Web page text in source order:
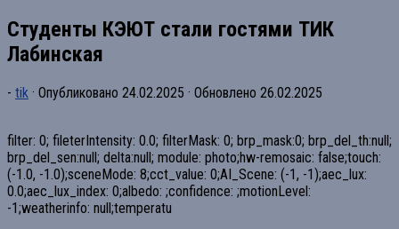
Студенты КЭЮТ стали гостями ТИК
Лабинская
- tik · Опубликовано 24.02.2025 · Обновлено 26.02.2025
filter: 0; fileterIntensity: 0.0; filterMask: 0; brp_mask:0; brp_del_th:null;
brp_del_sen:null; delta:null; module: photo;hw-remosaic: false;touch:
(-1.0, -1.0);sceneMode: 8;cct_value: 0;AI_Scene: (-1, -1);aec_lux:
0.0;aec_lux_index: 0;albedo: ;confidence: ;motionLevel:
-1;weatherinfo: null;temperatu